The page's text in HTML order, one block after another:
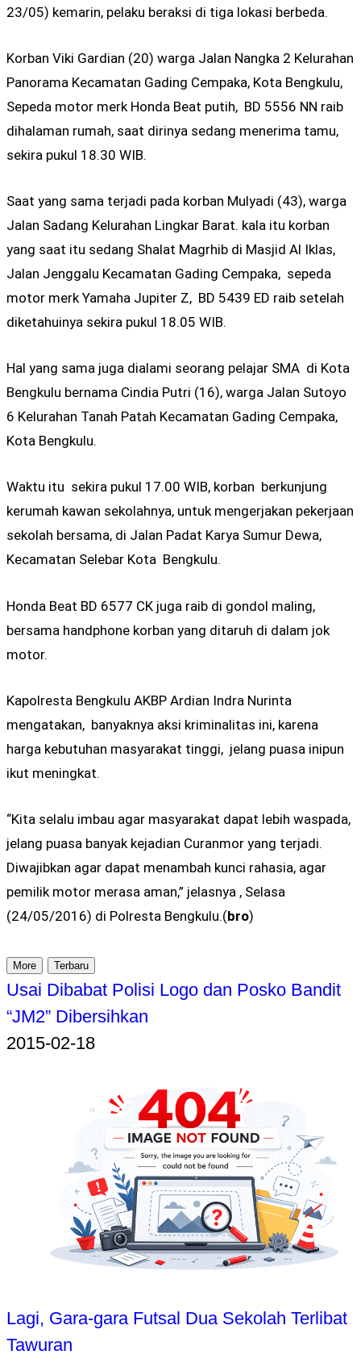
23/05) kemarin, pelaku beraksi di tiga lokasi berbeda.
Korban Viki Gardian (20) warga Jalan Nangka 2 Kelurahan
Panorama Kecamatan Gading Cempaka, Kota Bengkulu,
Sepeda motor merk Honda Beat putih, BD 5556 NN raib
dihalaman rumah, saat dirinya sedang menerima tamu,
sekira pukul 18.30 WIB.
Saat yang sama terjadi pada korban Mulyadi (43), warga
Jalan Sadang Kelurahan Lingkar Barat. kala itu korban
yang saat itu sedang Shalat Magrhib di Masjid Al Iklas,
Jalan Jenggalu Kecamatan Gading Cempaka, sepeda
motor merk Yamaha Jupiter Z, BD 5439 ED raib setelah
diketahuinya sekira pukul 18.05 WIB.
Hal yang sama juga dialami seorang pelajar SMA di Kota
Bengkulu bernama Cindia Putri (16), warga Jalan Sutoyo
6 Kelurahan Tanah Patah Kecamatan Gading Cempaka,
Kota Bengkulu.
Waktu itu sekira pukul 17.00 WIB, korban berkunjung
kerumah kawan sekolahnya, untuk mengerjakan pekerjaan
sekolah bersama, di Jalan Padat Karya Sumur Dewa,
Kecamatan Selebar Kota Bengkulu.
Honda Beat BD 6577 CK juga raib di gondol maling,
bersama handphone korban yang ditaruh di dalam jok
motor.
Kapolresta Bengkulu AKBP Ardian Indra Nurinta
mengatakan, banyaknya aksi kriminalitas ini, karena
harga kebutuhan masyarakat tinggi, jelang puasa inipun
ikut meningkat.
“Kita selalu imbau agar masyarakat dapat lebih waspada,
jelang puasa banyak kejadian Curanmor yang terjadi.
Diwajibkan agar dapat menambah kunci rahasia, agar
pemilik motor merasa aman,” jelasnya , Selasa
(24/05/2016) di Polresta Bengkulu.(bro)
More Terbaru
Usai Dibabat Polisi Logo dan Posko Bandit
“JM2” Dibersihkan
2015-02-18
Lagi, Gara-gara Futsal Dua Sekolah Terlibat
Tawuran